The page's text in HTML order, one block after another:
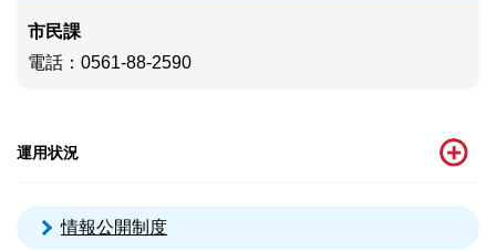
市民課
電話 ：0561-88-2590
運用状況
情報公開制度